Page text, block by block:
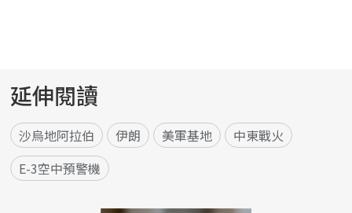
延伸閱讀
沙烏地阿拉伯 伊朗 美軍基地
中東戰火
E-3空中預警機